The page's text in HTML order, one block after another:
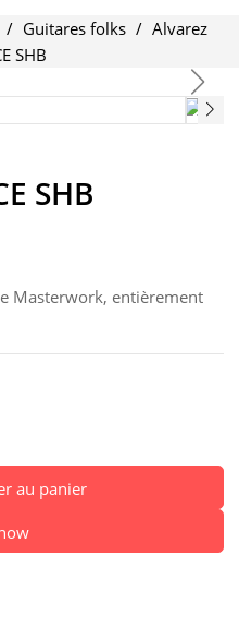
Guitares folks
Alvarez
SHB
SHB
Masterwork, entièrement
au panier